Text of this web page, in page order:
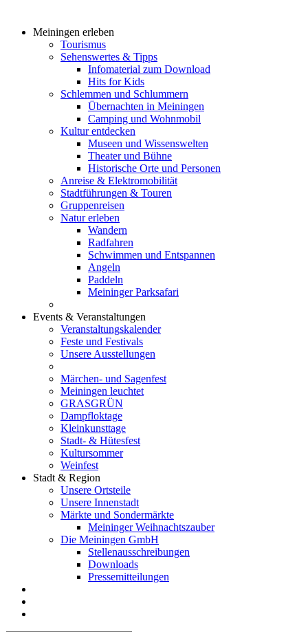
Meiningen erleben
Tourismus
Sehenswertes & Tipps
Infomaterial zum Download
Hits for Kids
Schlemmen und Schlummern
Übernachten in Meiningen
Camping und Wohnmobil
Kultur entdecken
Museen und Wissenswelten
Theater und Bühne
Historische Orte und Personen
Anreise & Elektromobilität
Stadtführungen & Touren
Gruppenreisen
Natur erleben
Wandern
Radfahren
Schwimmen und Entspannen
Angeln
Paddeln
Meininger Parksafari
Events & Veranstaltungen
Veranstaltungskalender
Feste und Festivals
Unsere Ausstellungen
Märchen- und Sagenfest
Meiningen leuchtet
GRASGRÜN
Dampfloktage
Kleinkunsttage
Stadt- & Hütesfest
Kultursommer
Weinfest
Stadt & Region
Unsere Ortsteile
Unsere Innenstadt
Märkte und Sondermärkte
Meininger Weihnachtszauber
Die Meiningen GmbH
Stellenausschreibungen
Downloads
Pressemitteilungen